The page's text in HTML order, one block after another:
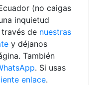
(no caigas
inquietud
de nuestras
y déjanos
También
. Si usas
enlace.